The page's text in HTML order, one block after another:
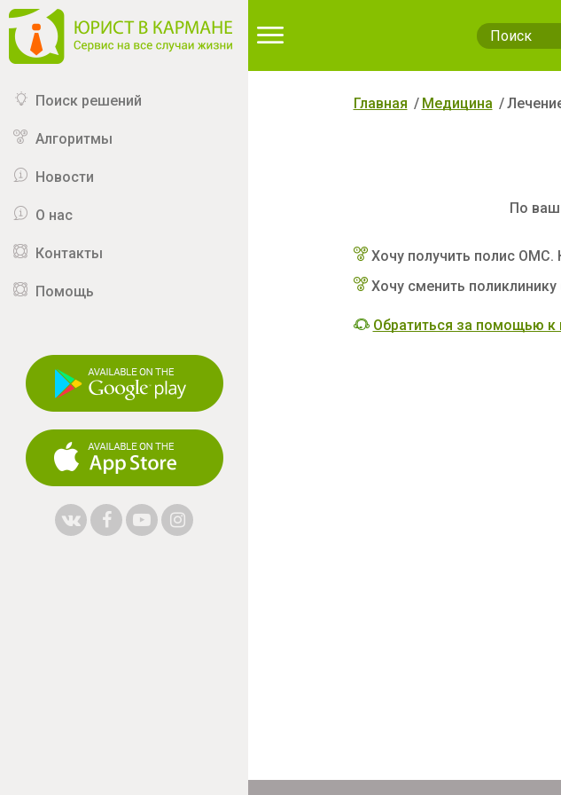
Поиск решений
Алгоритмы
Новости
О нас
Контакты
Помощь
Главная Медицина
По
Хочу получить полис ОМС.
Хочу сменить
Обратиться за помощью к
∆